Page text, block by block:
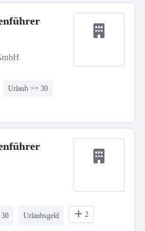
Urlaub >= 30
Urlaubsgeld 2